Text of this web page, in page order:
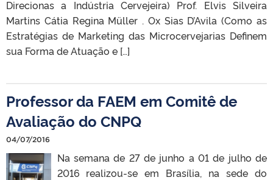
Direcionas a Indústria Cervejeira) Prof. Elvis Silveira
Martins Cátia Regina Müller . Ox Sias D’Avila (Como as
Estratégias de Marketing das Microcervejarias Definem
sua Forma de Atuação e […]
Professor da FAEM em Comitê de
Avaliação do CNPQ
04/07/2016
Na semana de 27 de junho a 01 de julho de
2016 realizou-se em Brasília, na sede do